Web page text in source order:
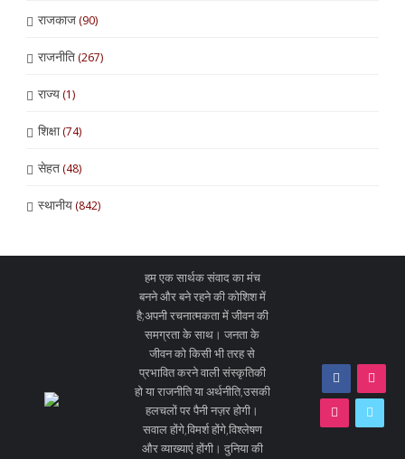
राजकाज(90)
राजनीति(267)
राज्य(1)
शिक्षा(74)
सेहत(48)
स्थानीय(842)
हम एक सार्थक संवाद का मंच
बनने और बने रहने की कोशिश में
है;अपनी रचनात्मकता में जीवन की
समग्रता के साथ। जनता के
जीवन को किसी भी तरह से
प्रभावित करने वाली संस्कृतिकी
हो या राजनीति या अर्थनीति,उसकी
हलचलों पर पैनी नज़र होगी।
सवाल होंगे,विमर्श होंगे,विश्लेषण
और व्याख्याएं होंगी। दुनिया की